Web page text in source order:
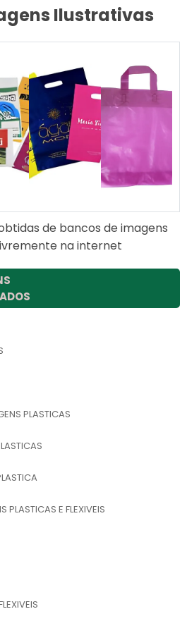
Ilustrativas
de bancos de imagens
na internet
PLASTICAS
PLASTICAS E FLEXIVEIS